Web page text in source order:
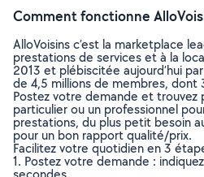
Comment fonctionne
AlloVoisins c’est la marketplace
prestations de services et à la
2013 et plébiscitée aujourd’hui
de 4,5 millions de membres,
Postez votre demande et trouvez
particulier ou un professionnel
prestations, du plus petit besoin
pour un bon rapport qualité/prix.
Facilitez votre quotidien en 3
1. Postez votre demande :